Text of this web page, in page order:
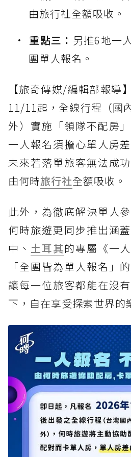
由旅行社全額吸收。
重點三： 另推6地一
團單人報名。
【旅奇傳媒/編輯部報導
11/11起，全線行程（國
外）實施「領隊不配房
一人報名須擔心單人房
未來若落單旅客無法成
由何時旅行社全額吸收。
此外，為徹底解決單人
何時旅遊更同步推出涵
中、 土耳其的專屬《一
「全團皆為單人報名」
讓每一位旅客都能在沒
下，自在享受探索世界的